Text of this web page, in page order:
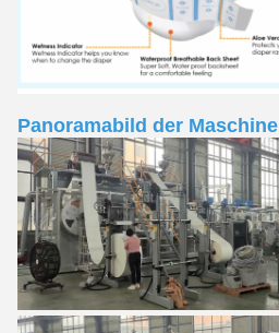
Panoramabild der Maschine